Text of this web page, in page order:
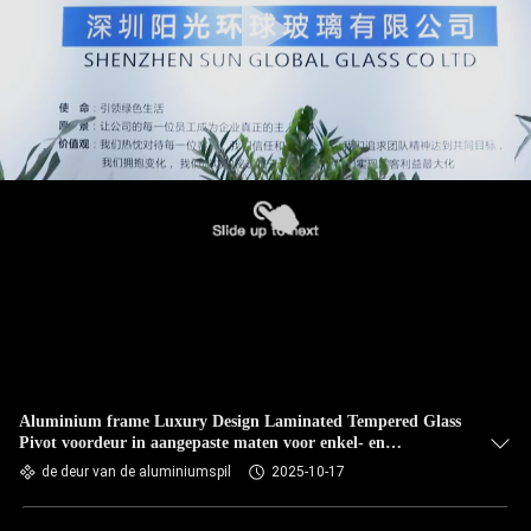
Aluminium frame Luxury Design Laminated Tempered Glass
Pivot voordeur in aangepaste maten voor enkel- en
dubbelglas type
de deur van de aluminiumspil 2025-10-17